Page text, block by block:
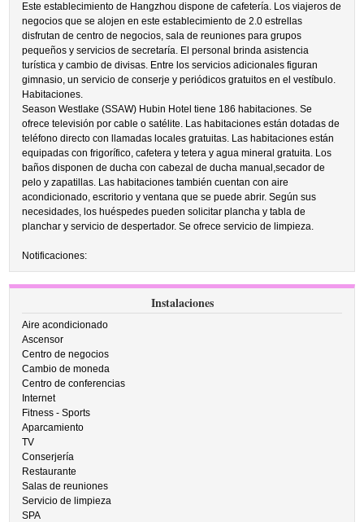
Este establecimiento de Hangzhou dispone de cafetería. Los viajeros de
negocios que se alojen en este establecimiento de 2.0 estrellas
disfrutan de centro de negocios, sala de reuniones para grupos
pequeños y servicios de secretaría. El personal brinda asistencia
turística y cambio de divisas. Entre los servicios adicionales figuran
gimnasio, un servicio de conserje y periódicos gratuitos en el vestíbulo.
Habitaciones.
Season Westlake (SSAW) Hubin Hotel tiene 186 habitaciones. Se
ofrece televisión por cable o satélite. Las habitaciones están dotadas de
teléfono directo con llamadas locales gratuitas. Las habitaciones están
equipadas con frigorífico, cafetera y tetera y agua mineral gratuita. Los
baños disponen de ducha con cabezal de ducha manual,secador de
pelo y zapatillas. Las habitaciones también cuentan con aire
acondicionado, escritorio y ventana que se puede abrir. Según sus
necesidades, los huéspedes pueden solicitar plancha y tabla de
planchar y servicio de despertador. Se ofrece servicio de limpieza.
Notificaciones:
Instalaciones
Aire acondicionado
Ascensor
Centro de negocios
Cambio de moneda
Centro de conferencias
Internet
Fitness - Sports
Aparcamiento
TV
Conserjería
Restaurante
Salas de reuniones
Servicio de limpieza
SPA